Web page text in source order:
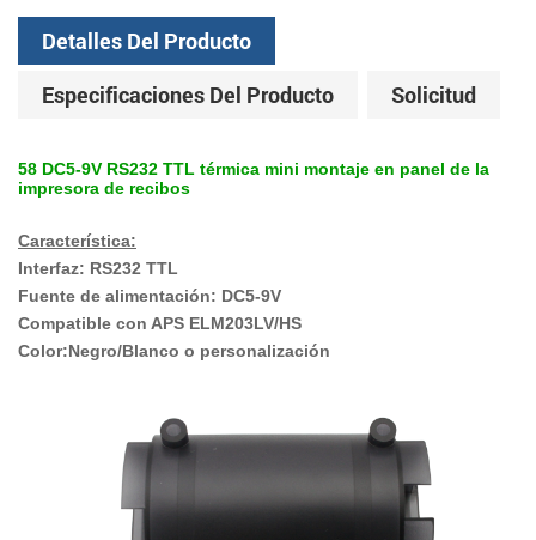
Detalles Del Producto
Especificaciones Del Producto
Solicitud
58 DC5-9V RS232 TTL térmica mini montaje en panel de la
impresora de recibos
Característica:
Interfaz: RS232 TTL
Fuente de alimentación: DC5-9V
Compatible con APS ELM203LV/HS
Color:Negro/Blanco o personalización